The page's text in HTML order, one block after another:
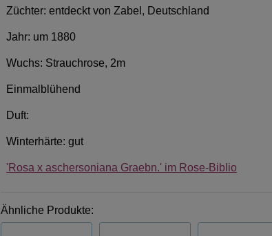
Züchter: entdeckt von Zabel, Deutschland
Jahr: um 1880
Wuchs: Strauchrose, 2m
Einmalblühend
Duft:
Winterhärte: gut
'Rosa x aschersoniana Graebn.' im Rose-Biblio
Ähnliche Produkte: